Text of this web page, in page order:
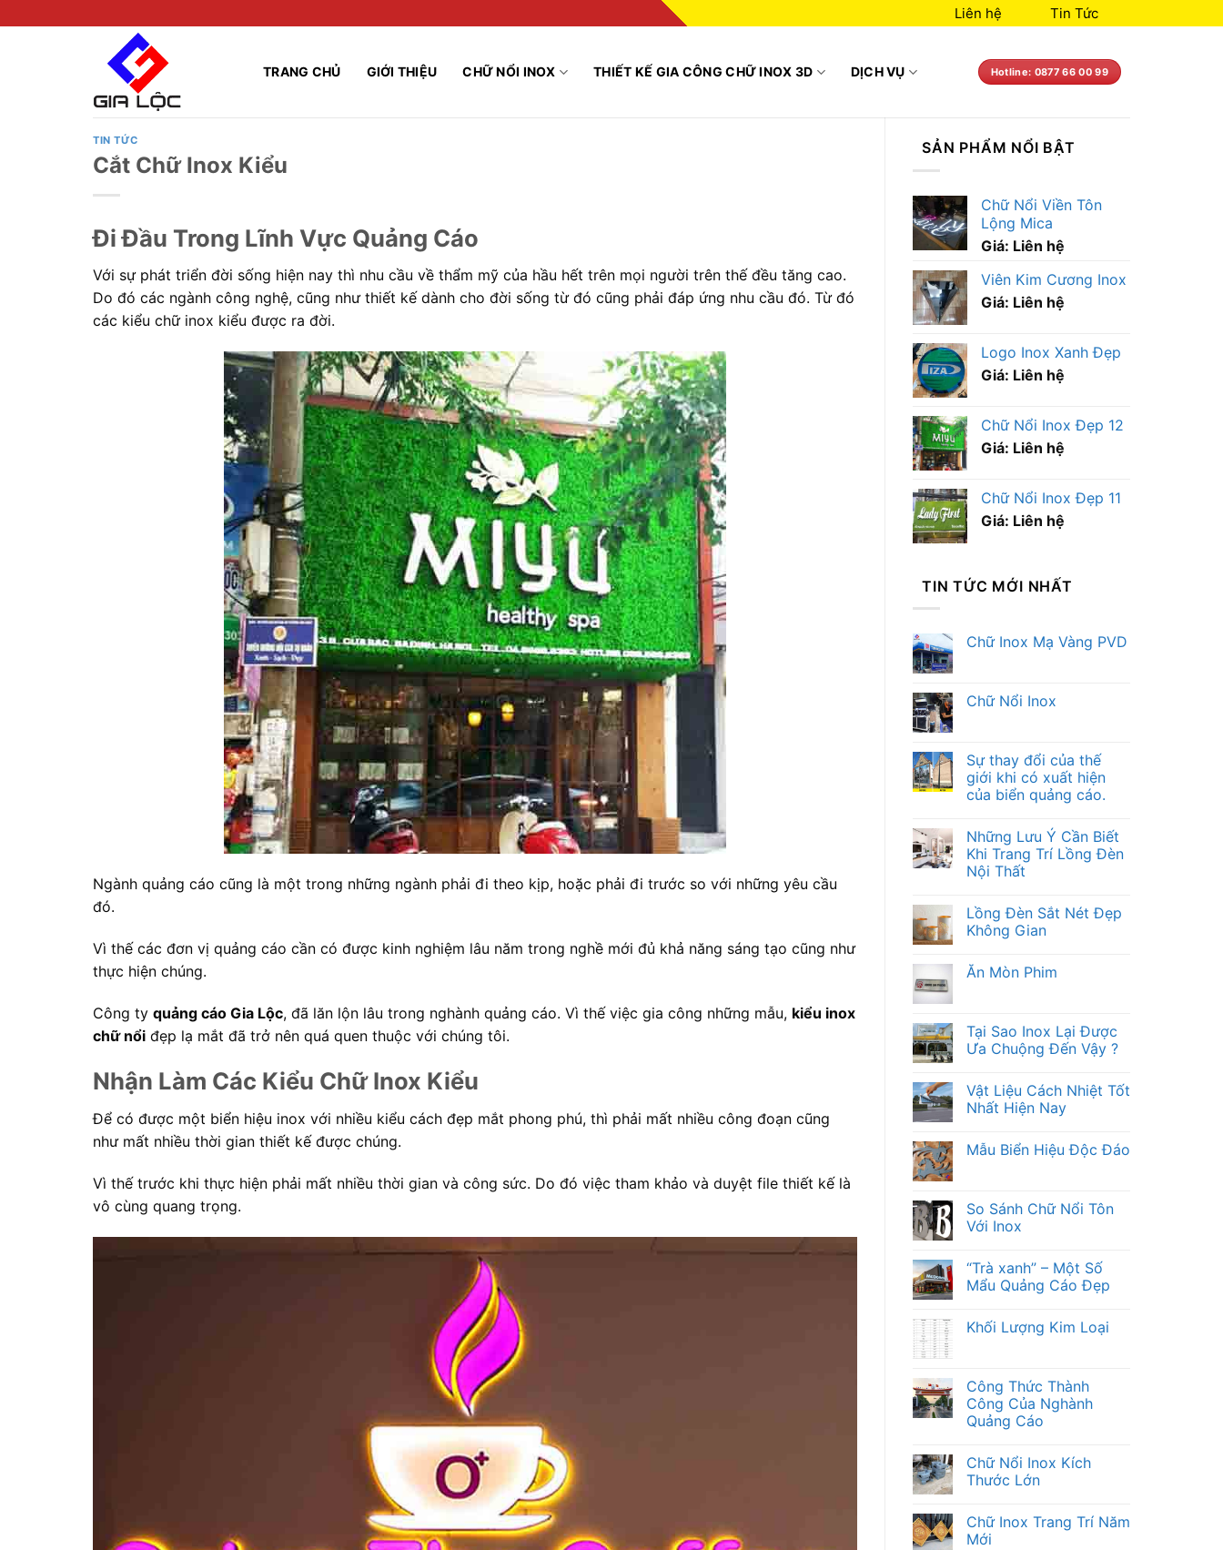
Liên hệ Tin Tức
TRANG CHỦ GIỚI THIỆU CHỮ NỔI INOX THIẾT KẾ GIA CÔNG CHỮ INOX 3D DỊCH VỤ Hotline: 0877 66 00 99
TIN TỨC
Cắt Chữ Inox Kiểu
Đi Đầu Trong Lĩnh Vực Quảng Cáo
Với sự phát triển đời sống hiện nay thì nhu cầu về thẩm mỹ của hầu hết trên mọi người trên thế đều tăng cao.
Do đó các ngành công nghệ, cũng như thiết kế dành cho đời sống từ đó cũng phải đáp ứng nhu cầu đó. Từ đó
các kiểu chữ inox kiểu được ra đời.
Ngành quảng cáo cũng là một trong những ngành phải đi theo kịp, hoặc phải đi trước so với những yêu cầu
đó.
Vì thế các đơn vị quảng cáo cần có được kinh nghiệm lâu năm trong nghề mới đủ khả năng sáng tạo cũng như
thực hiện chúng.
Công ty quảng cáo Gia Lộc, đã lăn lộn lâu trong nghành quảng cáo. Vì thế việc gia công những mẫu, kiểu inox
chữ nổi đẹp lạ mắt đã trở nên quá quen thuộc với chúng tôi.
Nhận Làm Các Kiểu Chữ Inox Kiểu
Để có được một biển hiệu inox với nhiều kiểu cách đẹp mắt phong phú, thì phải mất nhiều công đoạn cũng
như mất nhiều thời gian thiết kế được chúng.
Vì thế trước khi thực hiện phải mất nhiều thời gian và công sức. Do đó việc tham khảo và duyệt file thiết kế là
vô cùng quang trọng.
SẢN PHẨM NỔI BẬT
Chữ Nổi Viền Tôn
Lộng Mica
Giá: Liên hệ
Viên Kim Cương Inox
Giá: Liên hệ
Logo Inox Xanh Đẹp
Giá: Liên hệ
Chữ Nổi Inox Đẹp 12
Giá: Liên hệ
Chữ Nổi Inox Đẹp 11
Giá: Liên hệ
TIN TỨC MỚI NHẤT
Chữ Inox Mạ Vàng PVD
Chữ Nổi Inox
Sự thay đổi của thế
giới khi có xuất hiện
của biển quảng cáo.
Những Lưu Ý Cần Biết
Khi Trang Trí Lồng Đèn
Nội Thất
Lồng Đèn Sắt Nét Đẹp
Không Gian
Ăn Mòn Phim
Tại Sao Inox Lại Được
Ưa Chuộng Đến Vậy ?
Vật Liệu Cách Nhiệt Tốt
Nhất Hiện Nay
Mẫu Biển Hiệu Độc Đáo
So Sánh Chữ Nổi Tôn
Với Inox
“Trà xanh” – Một Số
Mẩu Quảng Cáo Đẹp
Khối Lượng Kim Loại
Công Thức Thành
Công Của Nghành
Quảng Cáo
Chữ Nổi Inox Kích
Thước Lớn
Chữ Inox Trang Trí Năm
Mới